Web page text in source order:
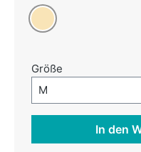
Beige
Größe
Größe-Auswahl
M
In den